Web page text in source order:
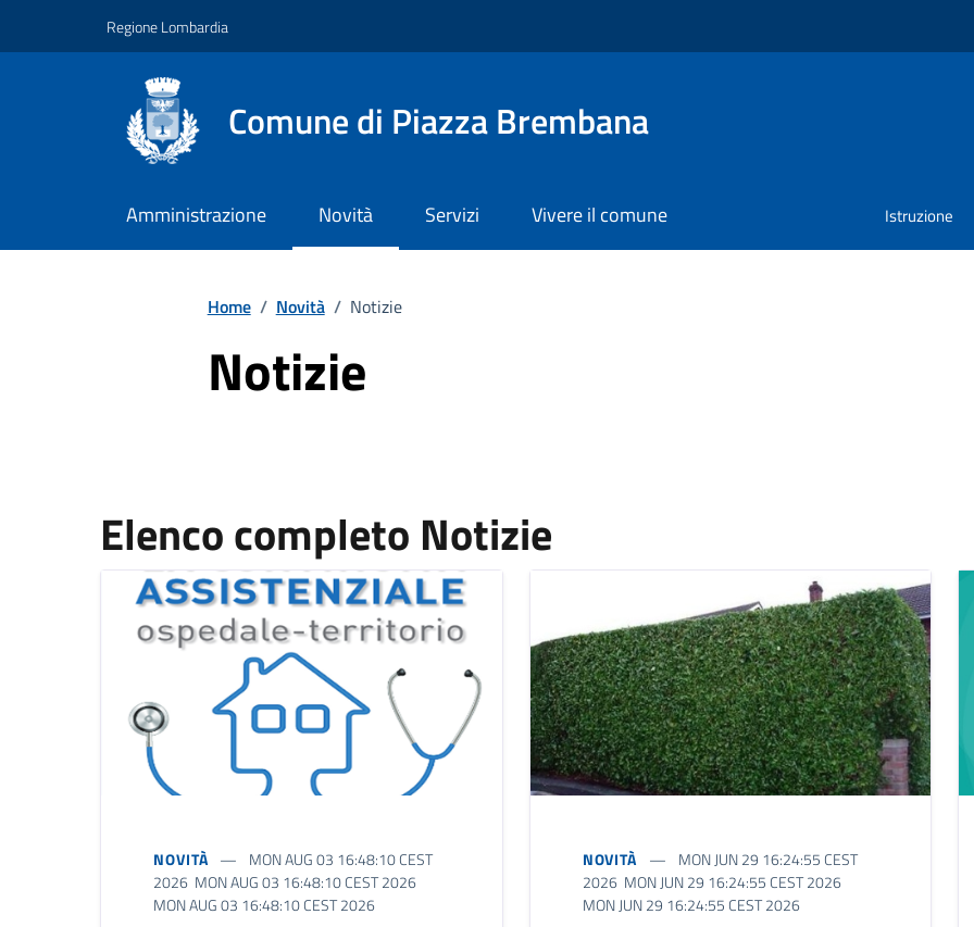
Regione Lombardia
Comune di Piazza Brembana
Amministrazione Novità Servizi Vivere il comune Istruzione
Home / Novità / Notizie
Notizie
Elenco completo Notizie
NOVITÀ
MON AUG 03 16:48:10 CEST
2026 MON AUG 03 16:48:10 CEST 2026
MON AUG 03 16:48:10 CEST 2026
NOVITÀ
MON JUN 29 16:24:55 CEST
2026 MON JUN 29 16:24:55 CEST 2026
MON JUN 29 16:24:55 CEST 2026